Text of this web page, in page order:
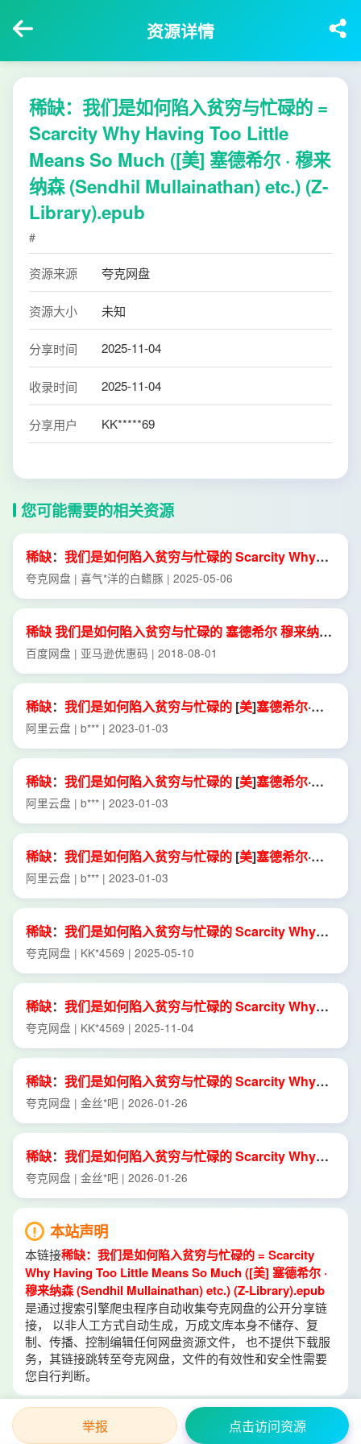
资源详情
稀缺：我们是如何陷入贫穷与忙碌的 =
Scarcity Why Having Too Little
Means So Much ([美] 塞德希尔 · 穆来
纳森 (Sendhil Mullainathan) etc.) (Z-
Library).epub
#
资源来源 夸克网盘
资源大小 未知
分享时间 2025-11-04
收录时间 2025-11-04
分享用户 KK*****69
您可能需要的相关资源
稀缺： 我们是如何陷入贫穷与忙碌的ScarcityWhy
Having TooLittleMeans So Much([
来纳森(SendhilMullainathan)etc.) (Z Library).epub
夸克网盘 | 喜气*洋的白鳍豚 | 2025-05-06
稀缺我们是如何陷入贫穷与忙碌的塞德希尔穆来纳森
Sendhil Mullainathan 埃尔德沙菲尔 Eldar Shafir 魏
薇 龙志勇
百度网盘 | 亚马逊优惠码 | 2018-08-01
稀缺： 我们是如何陷入贫穷与忙碌的 [美]塞德希尔·穆
来纳森.epub
阿里云盘 | b*** | 2023-01-03
稀缺： 我们是如何陷入贫穷与忙碌的 [美]塞德希尔·穆
来纳森
阿里云盘 | b*** | 2023-01-03
稀缺： 我们是如何陷入贫穷与忙碌的 [美]塞德希尔·穆
来纳森
阿里云盘 | b*** | 2023-01-03
稀缺： 我们是如何陷入贫穷与忙碌的ScarcityWhy
Having TooLittle MeansSo
来纳森(SendhilMullainathan)etc.) (Z Library).epub
夸克网盘 | KK*4569 | 2025-05-10
稀缺： 我们是如何陷入贫穷与忙碌的ScarcityWhy
Having TooLittle Means So
来纳森(SendhilMullainathan)etc.) (Z Library).epub
夸克网盘 | KK*4569 | 2025-11-04
稀缺： 我们是如何陷入贫穷与忙碌的ScarcityWhy
Having TooLittleMeansSo
来纳森
夸克网盘 | 金丝*吧 | 2026-01-26
稀缺： 我们是如何陷入贫穷与忙碌的ScarcityWhy
Having TooLittleMeansSo
来纳森
夸克网盘 | 金丝*吧 | 2026-01-26
本站声明
本链接稀缺：我们是如何陷入贫穷与忙碌的 = Scarcity
Why Having Too Little Means So Much ([美] 塞德希尔 ·
穆来纳森 (Sendhil Mullainathan) etc.) (Z-Library).epub
是通过搜索引擎爬虫程序自动收集夸克网盘的公开分享链
接， 以非人工方式自动生成，万成文库本身不储存、复
制、传播、控制编辑任何网盘资源文件， 也不提供下载服
务，其链接跳转至夸克网盘，文件的有效性和安全性需要
您自行判断。
举报 点击访问资源